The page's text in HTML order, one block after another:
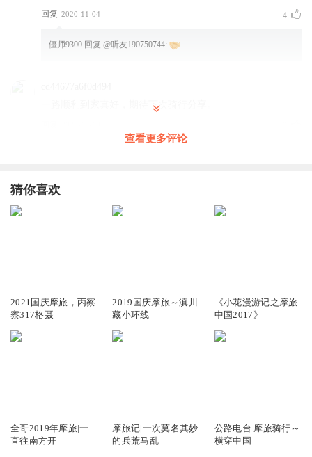
回复 2020-11-04 4
僵师9300 回复 @听友190750744:
一路顺利到家真好，期待下次骑行分享。
吴劲松_fx
水木年华iayou
好样的
查看更多评论
猜你喜欢
2021国庆摩旅，丙察
察317格聂
2019国庆摩旅～滇川
藏小环线
《小花漫游记之摩旅
中国2017》
全哥2019年摩旅|一
直往南方开
摩旅记|一次莫名其妙
的兵荒马乱
公路电台 摩旅骑行～
横穿中国